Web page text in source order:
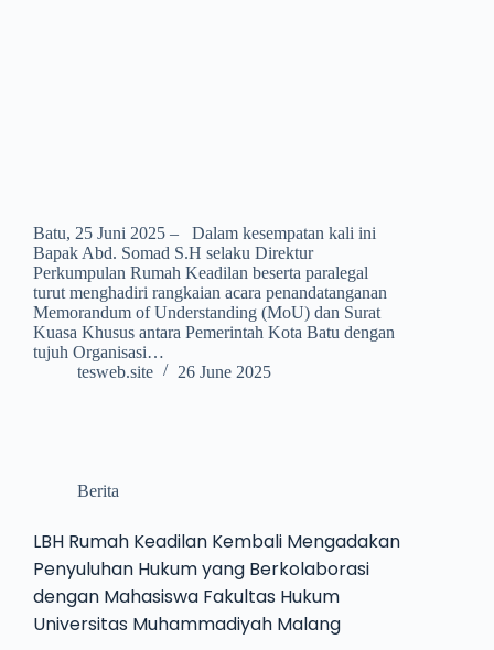
Batu, 25 Juni 2025 – Dalam kesempatan kali ini
Bapak Abd. Somad S.H selaku Direktur
Perkumpulan Rumah Keadilan beserta paralegal
turut menghadiri rangkaian acara penandatanganan
Memorandum of Understanding (MoU) dan Surat
Kuasa Khusus antara Pemerintah Kota Batu dengan
tujuh Organisasi…
tesweb.site
26 June 2025
Berita
LBH Rumah Keadilan Kembali Mengadakan
Penyuluhan Hukum yang Berkolaborasi
dengan Mahasiswa Fakultas Hukum
Universitas Muhammadiyah Malang